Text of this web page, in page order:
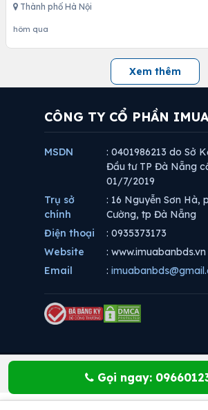
Thành phố Hà Nội
hôm qua
Xem thêm
Gọi ngay:
CÔNG TY CỔ PHẦN
MSDN
: 0401986213 do Sở
Đầu tư TP Đà Nẵng
01/7/2019
Trụ sở
chính
: 16 Nguyễn Sơn Hà,
Cường, tp Đà Nẵng
Điện thoại
: 0935373173
Website
: www.imuabanbds.vn
Email
: